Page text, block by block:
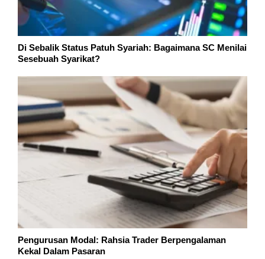
Di Sebalik Status Patuh Syariah: Bagaimana SC Menilai
Sesebuah Syarikat?
Pengurusan Modal: Rahsia Trader Berpengalaman
Kekal Dalam Pasaran